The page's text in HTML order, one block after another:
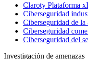
Claroty Plataforma
Ciberseguridad
Ciberseguridad de la
Ciberseguridad
Ciberseguridad del
Investigación de amenazas